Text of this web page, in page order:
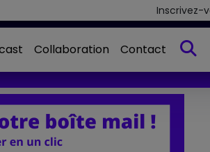
Inscrivez-
Collaboration
Contact